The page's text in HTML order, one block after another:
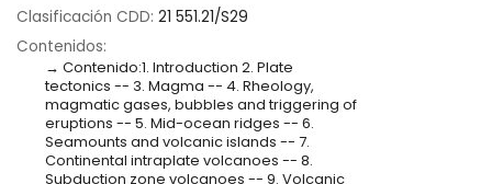
Clasificación CDD: 21 551.21/S29
Contenidos:
Contenido:1. Introduction 2. Plate
tectonics -- 3. Magma -- 4. Rheology,
magmatic gases, bubbles and triggering of
eruptions -- 5. Mid-ocean ridges -- 6.
Seamounts and volcanic islands -- 7.
Continental intraplate volcanoes -- 8.
Subduction zone volcanoes -- 9. Volcanic